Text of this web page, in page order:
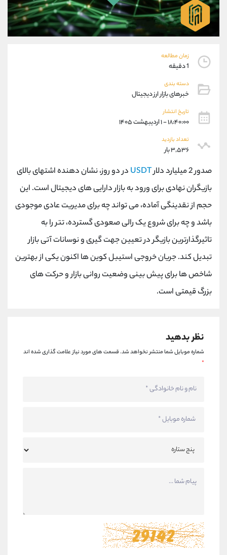
زمان مطالعه
1 دقیقه
دسته بندی
خبرهای بازار ارز دیجیتال
تاریخ انتشار
۱۸:۴۰:۰۰ - ۱ اردیبهشت ۱۴۰۵
تعداد بازدید
۳,۵۳۶ بار
صدور 2 میلیارد دلار USDT در دو روز، نشان دهنده اشتهای بالای
بازیگران نهادی برای ورود به بازار دارایی های دیجیتال است. این
حجم از نقدینگی آماده، می تواند چه برای مدیریت عادی موجودی
باشد و چه برای شروع یک رالی صعودی گسترده، تتر را به
تاثیرگذارترین بازیگر در تعیین جهت گیری و نوسانات آتی بازار
تبدیل کند. جریان خروجی استیبل‌ کوین ها اکنون یکی از بهترین
شاخص ها برای پیش بینی وضعیت روانی بازار و حرکت های
بزرگ قیمتی است.
نظر بدهید
شماره موبایل شما منتشر نخواهد شد.قسمت های مورد نیاز علامت گذاری شده اند
*
09101364784
واتساپ شروع گفتگو
تلگرام @Armteam_admin_104
پشتیبان فروش
موبایل
واتساپ
تلگرام
داخلی
اطلاعات تماس (دفتر فروش)
021-22021030
بدون پیش شماره 90001030
اینستاگرام @alireza.mehrabii
کانال تلگرام @alirezamehrabi_com